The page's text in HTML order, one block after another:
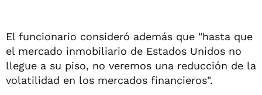
El funcionario consideró además que "hasta que
el mercado inmobiliario de Estados Unidos no
llegue a su piso, no veremos una reducción de la
volatilidad en los mercados financieros".